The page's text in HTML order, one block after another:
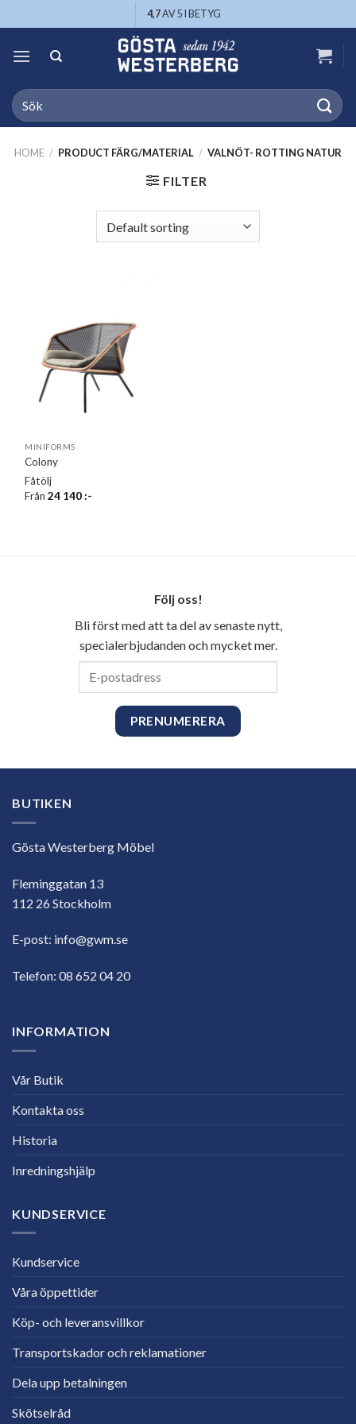
to
content
4,7AV 5 I BETYG
Search
for:
HOME / PRODUCT FÄRG/MATERIAL / VALNÖT- ROTTING NATUR
FILTER
MINIFORMS
Colony
Fåtölj
Från24 140:-
Följ oss!
Bli först med att ta del av senaste nytt,
specialerbjudanden och mycket mer.
BUTIKEN
Gösta Westerberg Möbel
Fleminggatan 13
112 26 Stockholm
E-post: info@gwm.se
Telefon: 08 652 04 20
INFORMATION
Vår Butik
Kontakta oss
Historia
Inredningshjälp
KUNDSERVICE
Kundservice
Våra öppettider
Köp- och leveransvillkor
Transportskador och reklamationer
Dela upp betalningen
Skötselråd